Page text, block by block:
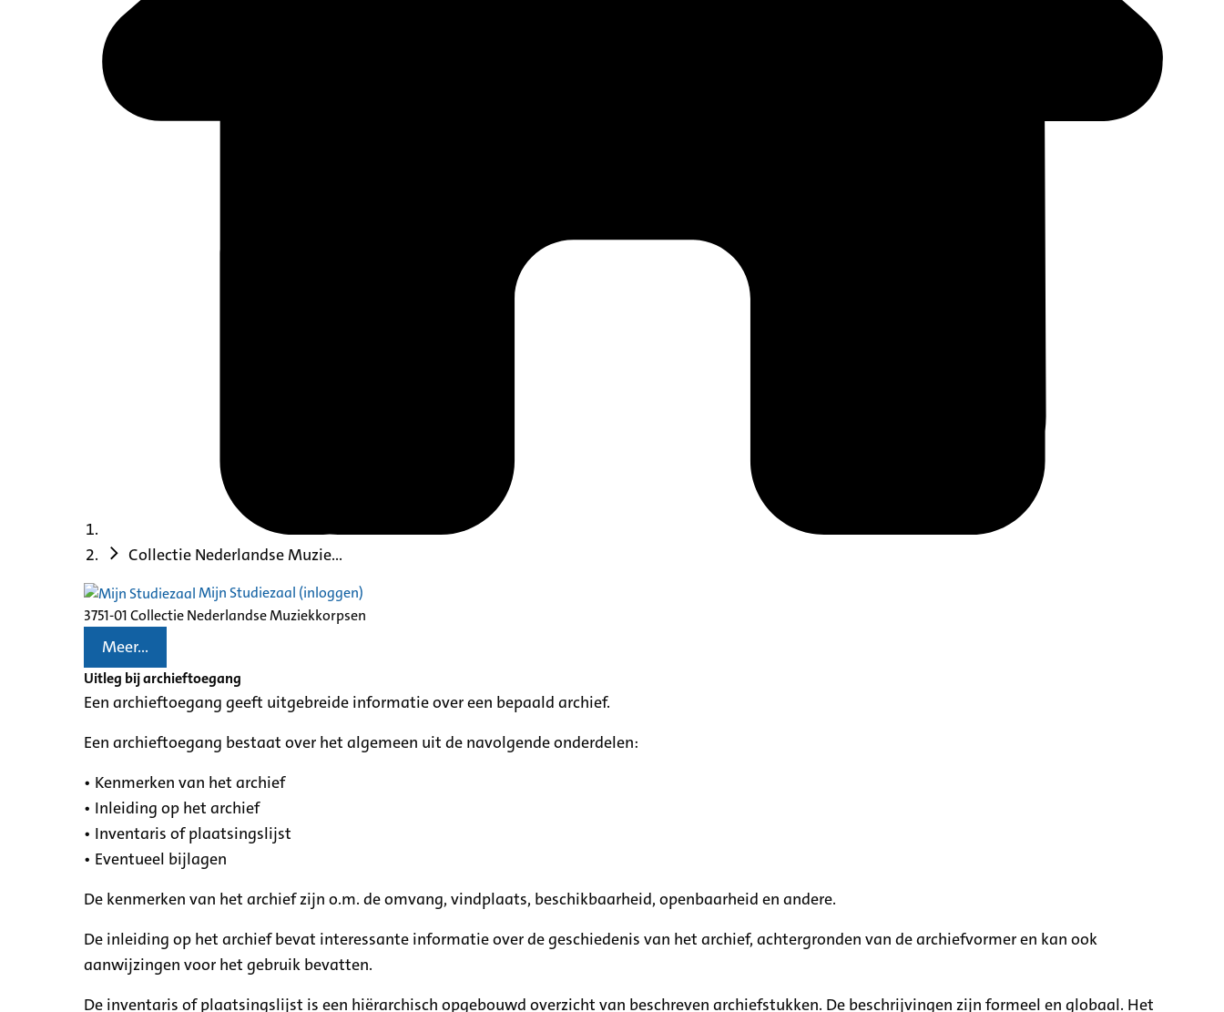
Collectie Nederlandse Muzie...
Mijn Studiezaal (inloggen)
3751-01 Collectie Nederlandse Muziekkorpsen
Meer...
Uitleg bij archieftoegang
Een archieftoegang geeft uitgebreide informatie over een bepaald archief.
Een archieftoegang bestaat over het algemeen uit de navolgende onderdelen:
• Kenmerken van het archief
• Inleiding op het archief
• Inventaris of plaatsingslijst
• Eventueel bijlagen
De kenmerken van het archief zijn o.m. de omvang, vindplaats, beschikbaarheid, openbaarheid en andere.
De inleiding op het archief bevat interessante informatie over de geschiedenis van het archief, achtergronden van de archiefvormer en kan ook
aanwijzingen voor het gebruik bevatten.
De inventaris of plaatsingslijst is een hiërarchisch opgebouwd overzicht van beschreven archiefstukken. De beschrijvingen zijn formeel en globaal. Het